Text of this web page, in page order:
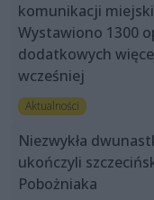
komunikacji
Wystawiono 1300
dodatkowych
wcześniej
Aktualności
Niezwykła
ukończyli
Pobożniaka